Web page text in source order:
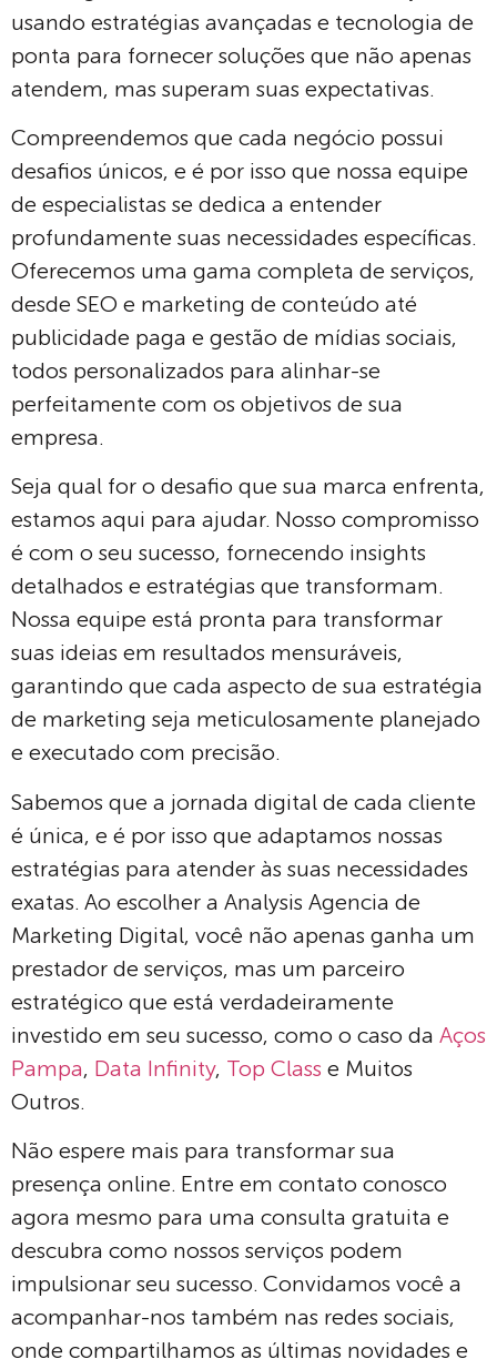
usando estratégias avançadas e tecnologia de
ponta para fornecer soluções que não apenas
atendem, mas superam suas expectativas.
Compreendemos que cada negócio possui
desafios únicos, e é por isso que nossa equipe
de especialistas se dedica a entender
profundamente suas necessidades específicas.
Oferecemos uma gama completa de serviços,
desde SEO e marketing de conteúdo até
publicidade paga e gestão de mídias sociais,
todos personalizados para alinhar-se
perfeitamente com os objetivos de sua
empresa.
Seja qual for o desafio que sua marca enfrenta,
estamos aqui para ajudar. Nosso compromisso
é com o seu sucesso, fornecendo insights
detalhados e estratégias que transformam.
Nossa equipe está pronta para transformar
suas ideias em resultados mensuráveis,
garantindo que cada aspecto de sua estratégia
de marketing seja meticulosamente planejado
e executado com precisão.
Sabemos que a jornada digital de cada cliente
é única, e é por isso que adaptamos nossas
estratégias para atender às suas necessidades
exatas. Ao escolher a Analysis Agencia de
Marketing Digital, você não apenas ganha um
prestador de serviços, mas um parceiro
estratégico que está verdadeiramente
investido em seu sucesso, como o caso da Aços
Pampa, Data Infinity, Top Class e Muitos
Outros.
Não espere mais para transformar sua
presença online. Entre em contato conosco
agora mesmo para uma consulta gratuita e
descubra como nossos serviços podem
impulsionar seu sucesso. Convidamos você a
acompanhar-nos também nas redes sociais,
onde compartilhamos as últimas novidades e